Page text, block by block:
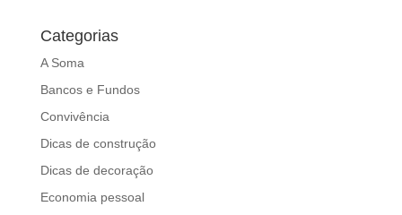
k
Categorias
A Soma
Bancos e Fundos
Convivência
Dicas de construção
Dicas de decoração
Economia pessoal